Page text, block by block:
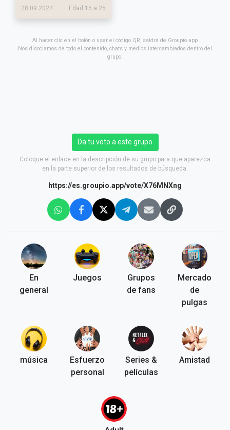
28.09.2024 Edad 15 a 25
Al hacer clic en el botón o usar el código QR, saldrá de Groupio.app
Nos disociamos de todo el contenido, chats y medios intercambiados dentro del
grupo.
Da tu voto a este grupo
Coloque el enlace en la descripción de su grupo para que aparezca
en la parte superior de los resultados de búsqueda.
https://es.groupio.app/vote/X76MNXng
En
general
Juegos
Grupos
de fans
Mercado
de
pulgas
música
Esfuerzo
personal
Series &
películas
Amistad